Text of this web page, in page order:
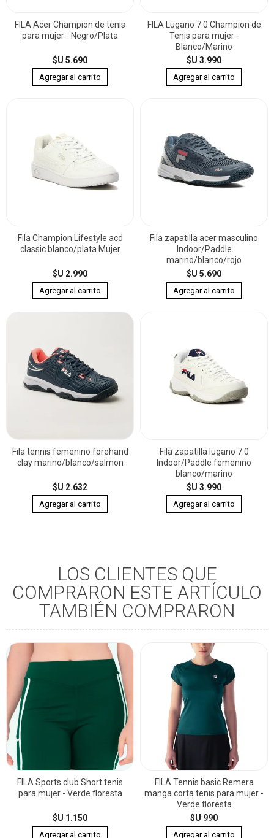
FILA Acer Champion de tenis
para mujer - Negro/Plata
$U 5.690
FILA Lugano 7.0 Champion de
Tenis para mujer -
Blanco/Marino
$U 3.990
Fila Champion Lifestyle acd
classic blanco/plata Mujer
$U 2.990
Fila zapatilla acer masculino
Indoor/Paddle
marino/blanco/rojo
$U 5.690
Fila tennis femenino forehand
clay marino/blanco/salmon
$U 2.632
Fila zapatilla lugano 7.0
Indoor/Paddle femenino
blanco/marino
$U 3.990
LOS CLIENTES QUE
COMPRARON ESTE ARTÍCULO
TAMBIÉN COMPRARON
FILA Sports club Short tenis
para mujer - Verde floresta
$U 1.150
FILA Tennis basic Remera
manga corta tenis para mujer -
Verde floresta
$U 990